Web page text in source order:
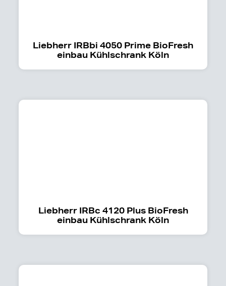
Liebherr IRBbi 4050 Prime BioFresh
einbau Kühlschrank Köln
Liebherr IRBc 4120 Plus BioFresh
einbau Kühlschrank Köln